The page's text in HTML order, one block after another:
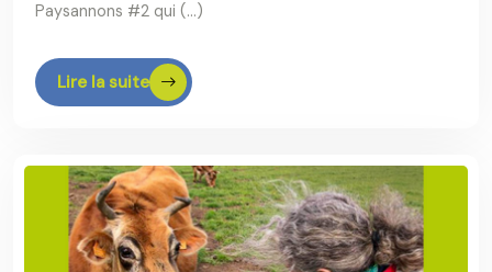
Paysannons #2 qui (…)
Lire la suite